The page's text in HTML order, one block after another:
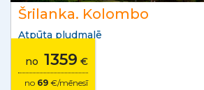
Šrilanka. Kolombo
Atpūta pludmalē
no 1359 €
no 69 €/mēnesī